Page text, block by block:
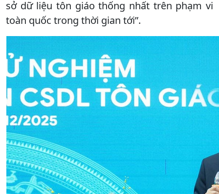
sở dữ liệu tôn giáo thống nhất trên phạm vi
toàn quốc trong thời gian tới”.